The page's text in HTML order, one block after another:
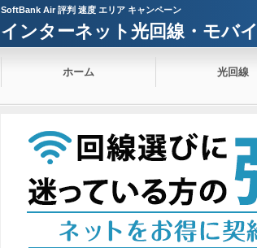
SoftBank Air 評判 速度 エリア キャンペーン
インターネット光回線・モバ
ホーム 光回線